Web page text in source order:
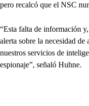
pero recalcó que el NSC
“Esta falta de información
alerta sobre la necesidad
nuestros servicios de
espionaje”, señaló Huhne.